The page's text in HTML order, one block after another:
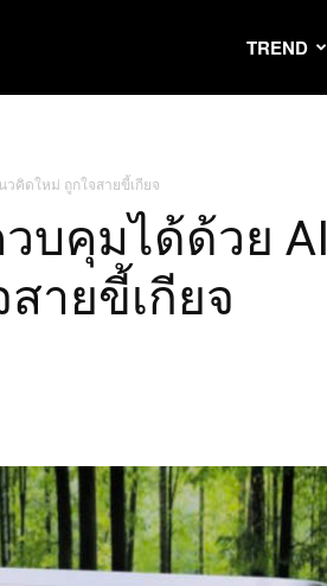
TREND
คิดใหม่ ถูกใจสายขี้เกียจ
บคุมได้ด้วย AI
ายขี้เกียจ